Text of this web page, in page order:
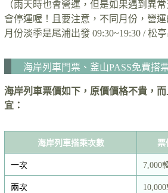
（雨天時也會營運，但是如果遇到異
會停運喔！且要注意，不同月份，營
月份淡季是尾浦出發 09:30~19:30 / 松亭
海岸列車門票、釜山PASS免費搭
海岸列車票價如下，原價價格不貴，
宜：
海岸列車搭乘次數 票
一次 7,000
兩次